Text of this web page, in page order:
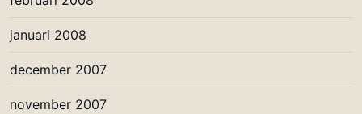
januari 2008
december 2007
november 2007